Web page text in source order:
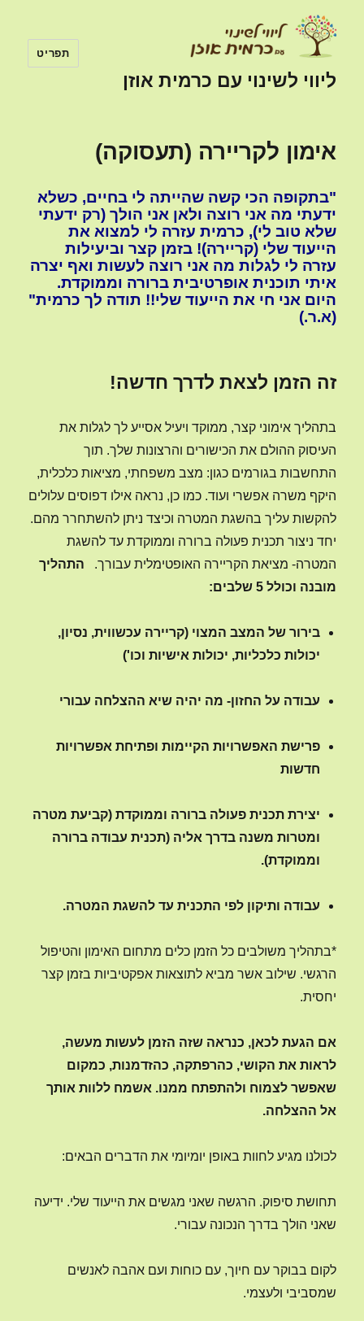
ליווי לשינוי עם כרמית אוזן
תפריט
אימון לקריירה (תעסוקה)
"בתקופה הכי קשה שהייתה לי בחיים, כשלא
ידעתי מה אני רוצה ולאן אני הולך (רק ידעתי
שלא טוב לי), כרמית עזרה לי למצוא את
הייעוד שלי (קריירה)! בזמן קצר וביעילות
עזרה לי לגלות מה אני רוצה לעשות ואף יצרה
איתי תוכנית אופרטיבית ברורה וממוקדת.
היום אני חי את הייעוד שלי!! תודה לך כרמית"
(א.ר.)
זה הזמן לצאת לדרך חדשה!
בתהליך אימוני קצר, ממוקד ויעיל אסייע לך לגלות את
העיסוק ההולם את הכישורים והרצונות שלך. תוך
התחשבות בגורמים כגון: מצב משפחתי, מציאות כלכלית,
היקף משרה אפשרי ועוד. כמו כן, נראה אילו דפוסים עלולים
להקשות עליך בהשגת המטרה וכיצד ניתן להשתחרר מהם.
יחד ניצור תכנית פעולה ברורה וממוקדת עד להשגת
המטרה- מציאת הקריירה האופטימלית עבורך. התהליך
מובנה וכולל 5 שלבים:
בירור של המצב המצוי (קריירה עכשווית, נסיון,
יכולות כלכליות, יכולות אישיות וכו')
עבודה על החזון- מה יהיה שיא ההצלחה עבורי
פרישת האפשרויות הקיימות ופתיחת אפשרויות
חדשות
יצירת תכנית פעולה ברורה וממוקדת (קביעת מטרה
ומטרות משנה בדרך אליה (תכנית עבודה ברורה
וממוקדת).
עבודה ותיקון לפי התכנית עד להשגת המטרה.
*בתהליך משולבים כל הזמן כלים מתחום האימון והטיפול
הרגשי. שילוב אשר מביא לתוצאות אפקטיביות בזמן קצר
יחסית.
אם הגעת לכאן, כנראה שזה הזמן לעשות מעשה,
לראות את הקושי, כהרפתקה, כהזדמנות, כמקום
שאפשר לצמוח ולהתפתח ממנו. אשמח ללוות אותך
אל ההצלחה.
לכולנו מגיע לחוות באופן יומיומי את הדברים הבאים:
תחושת סיפוק. הרגשה שאני מגשים את הייעוד שלי. ידיעה
שאני הולך בדרך הנכונה עבורי.
לקום בבוקר עם חיוך, עם כוחות ועם אהבה לאנשים
שמסביבי ולעצמי.